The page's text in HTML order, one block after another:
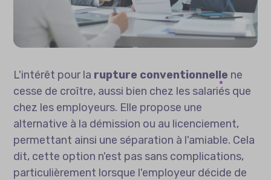
L'intérêt pour la rupture conventionnelle ne
cesse de croître, aussi bien chez les salariés que
chez les employeurs. Elle propose une
alternative à la démission ou au licenciement,
permettant ainsi une séparation à l'amiable. Cela
dit, cette option n'est pas sans complications,
particulièrement lorsque l'employeur décide de